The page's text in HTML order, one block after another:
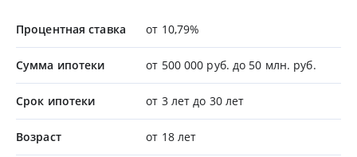
Процентная ставка от 10,79%
Сумма ипотеки от 500 000 руб. до 50 млн. руб.
Срок ипотеки от 3 лет до 30 лет
Возраст от 18 лет